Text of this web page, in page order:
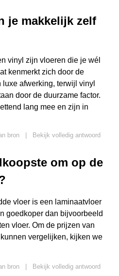
je makkelijk zelf
vinyl zijn vloeren die je wél
kenmerkt zich door de
afwerking, terwijl vinyl
door de duurzame factor.
lang mee en zijn in
bron
Bekijk volledig antwoord
om op de
vloer is een laminaatvloer
goedkoper dan bijvoorbeeld
vloer. Om de prijzen van
vergelijken, kijken we
bron
Bekijk volledig antwoord